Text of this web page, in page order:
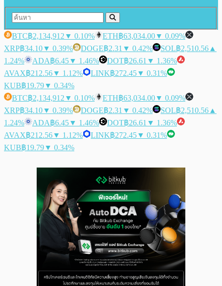
BTC฿2,134,912 ▼ 0.10% ETH฿63,034.00▼ 0.09%
XRP฿34.10▼ 0.39% DOGE฿2.31 ▼ 0.42% SOL฿2,510.56 ▲
1.24%
ADA฿6.45▼ 1.46% DOT฿26.61 ▼ 1.36%
AVAX฿212.56▼ 1.12% LINK฿272.45▼ 0.31%
KUB฿19.79▼ 0.34%
BTC฿2,134,912 ▼ 0.10% ETH฿63,034.00▼ 0.09%
XRP฿34.10▼ 0.39% DOGE฿2.31 ▼ 0.42% SOL฿2,510.56 ▲
1.24%
ADA฿6.45▼ 1.46% DOT฿26.61 ▼ 1.36%
AVAX฿212.56▼ 1.12% LINK฿272.45▼ 0.31%
KUB฿19.79▼ 0.34%